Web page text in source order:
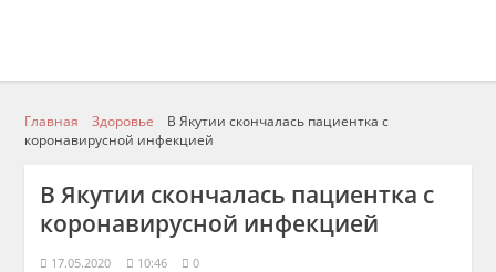
Главная Здоровье
В Якутии скончалась пациентка с
коронавирусной инфекцией
В Якутии скончалась пациентка с
коронавирусной инфекцией
17.05.2020 10:46 0